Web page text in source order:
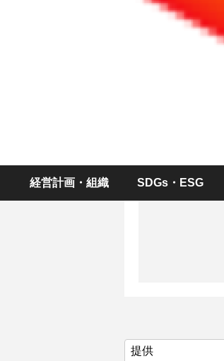
経営計画・組織 SDGs・ESG
提供